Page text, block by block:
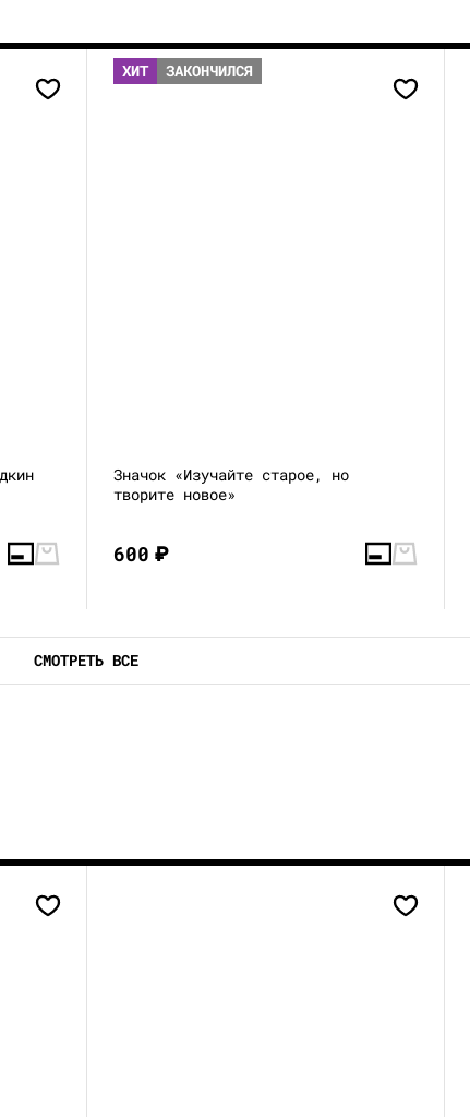
ХИТ ЗАКОНЧИЛСЯ
Значок «Изучайте старое, но
творите новое»
600₽
СМОТРЕТЬ ВСЕ